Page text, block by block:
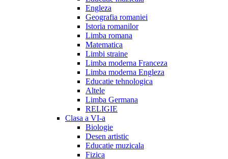
Engleza
Geografia romaniei
Istoria romanilor
Limba romana
Matematica
Limbi straine
Limba moderna Franceza
Limba moderna Engleza
Educatie tehnologica
Altele
Limba Germana
RELIGIE
Clasa a VI-a
Biologie
Desen artistic
Educatie muzicala
Fizica